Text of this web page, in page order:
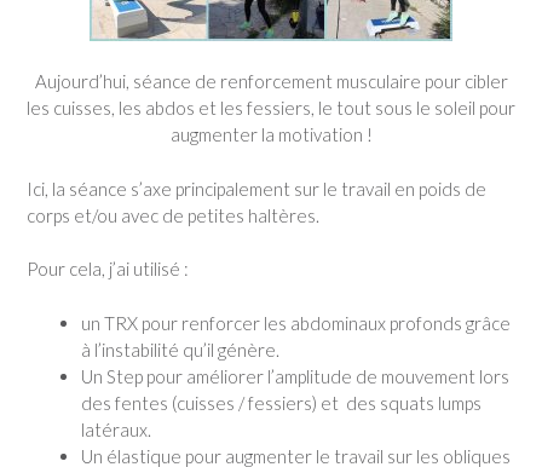
Aujourd’hui, séance de renforcement musculaire pour cibler
les cuisses, les abdos et les fessiers, le tout sous le soleil pour
augmenter la motivation !
Ici, la séance s’axe principalement sur le travail en poids de
corps et/ou avec de petites haltères.
Pour cela, j’ai utilisé :
un TRX pour renforcer les abdominaux profonds grâce
à l’instabilité qu’il génère.
Un Step pour améliorer l’amplitude de mouvement lors
des fentes (cuisses / fessiers) et des squats lumps
latéraux.
Un élastique pour augmenter le travail sur les obliques